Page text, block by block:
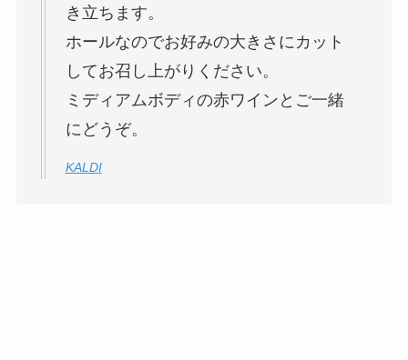
き立ちます。
ホールなのでお好みの大きさにカット
してお召し上がりください。
ミディアムボディの赤ワインとご一緒
にどうぞ。
KALDI